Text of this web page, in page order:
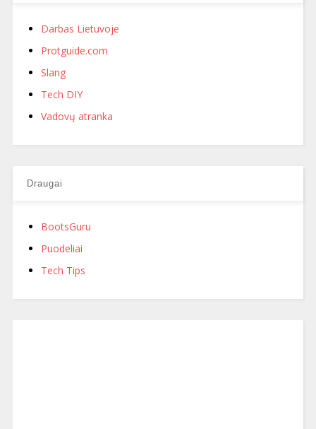
Darbas Lietuvoje
Protguide.com
Slang
Tech DIY
Vadovų atranka
Draugai
BootsGuru
Puodeliai
Tech Tips